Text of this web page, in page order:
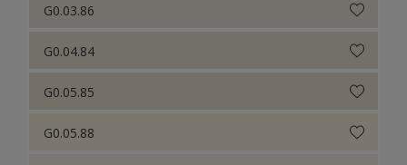
G0.03.86
G0.04.84
G0.05.85
G0.05.88